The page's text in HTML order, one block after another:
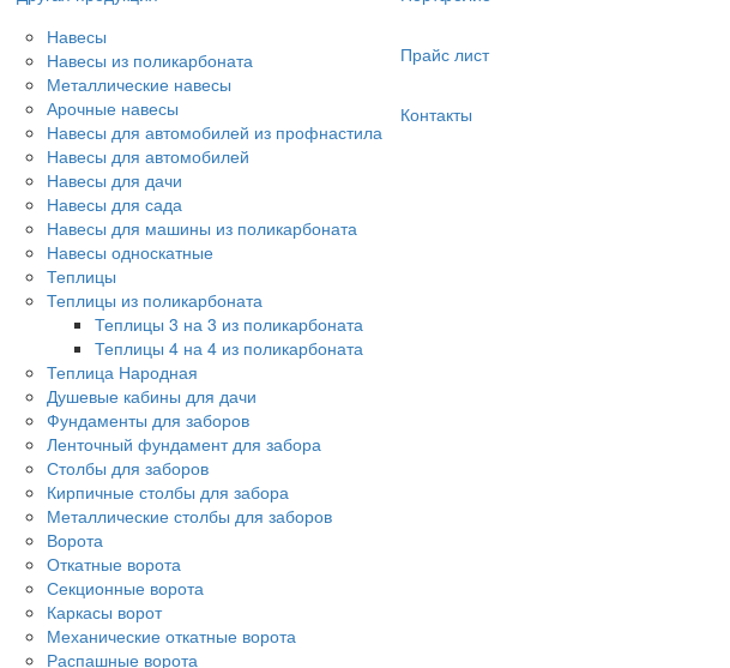
Навесы
Навесы из поликарбоната
Металлические навесы
Арочные навесы
Навесы для автомобилей из профнастила
Навесы для автомобилей
Навесы для дачи
Навесы для сада
Навесы для машины из поликарбоната
Навесы односкатные
Теплицы
Теплицы из поликарбоната
Теплицы 3 на 3 из поликарбоната
Теплицы 4 на 4 из поликарбоната
Теплица Народная
Душевые кабины для дачи
Фундаменты для заборов
Ленточный фундамент для забора
Столбы для заборов
Кирпичные столбы для забора
Металлические столбы для заборов
Ворота
Откатные ворота
Секционные ворота
Каркасы ворот
Механические откатные ворота
Распашные ворота
Прайс лист
Контакты